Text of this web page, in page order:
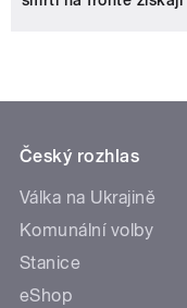
Český rozhlas
Válka na Ukrajině
Komunální volby
Stanice
eShop